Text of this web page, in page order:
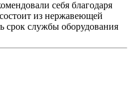
себя благодаря
из нержавеющей
срок службы оборудования